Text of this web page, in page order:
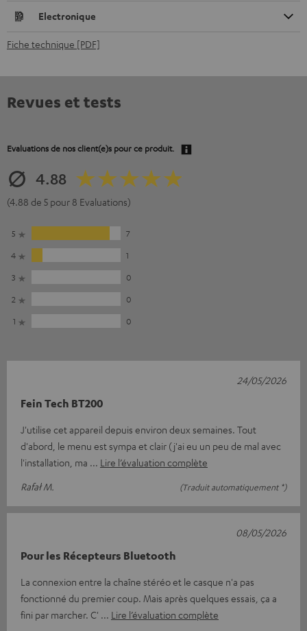
Electronique
Fiche technique [PDF]
Revues et tests
Evaluations de nos client(e)s pour ce produit.
4.88
(4.88 de 5 pour 8 Evaluations)
5
7
4
1
3
0
2
0
1
0
Fein Tech BT200
J'utilise cet appareil depuis environ deux semaines. Tout
d'abord, le menu est sympa et clair (j'ai eu un peu de mal avec
l'installation, ma
Lire l’évaluation complète
Rafał M.
(Traduit automatiquement *)
24/05/2026
Pour les Récepteurs Bluetooth
La connexion entre la chaîne stéréo et le casque n'a pas
fonctionné du premier coup. Mais après quelques essais, ça a
fini par marcher. C'
Lire l’évaluation complète
08/05/2026